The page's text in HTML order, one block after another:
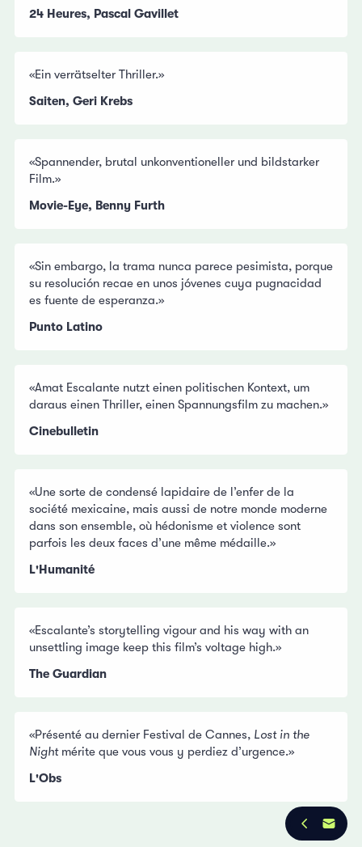
24 Heures, Pascal Gavillet
«Ein verrätselter Thriller.»
Saiten, Geri Krebs
«Spannender, brutal unkonventioneller und bildstarker
Film.»
Movie-Eye, Benny Furth
«Sin embargo, la trama nunca parece pesimista, porque
su resolución recae en unos jóvenes cuya pugnacidad
es fuente de esperanza.»
Punto Latino
«Amat Escalante nutzt einen politischen Kontext, um
daraus einen Thriller, einen Spannungsfilm zu machen.»
Cinebulletin
«Une sorte de condensé lapidaire de l’enfer de la
société mexicaine, mais aussi de notre monde moderne
dans son ensemble, où hédonisme et violence sont
parfois les deux faces d’une même médaille.»
L'Humanité
«Escalante’s storytelling vigour and his way with an
unsettling image keep this film’s voltage high.»
The Guardian
«Présenté au dernier Festival de Cannes, Lost in the
Night mérite que vous vous y perdiez d’urgence.»
L'Obs